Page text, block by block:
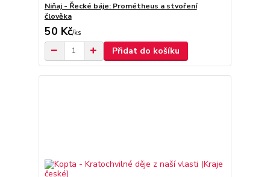
Niňaj - Řecké báje: Prométheus a stvoření
člověka
50 Kč/ks
Přidat do košíku